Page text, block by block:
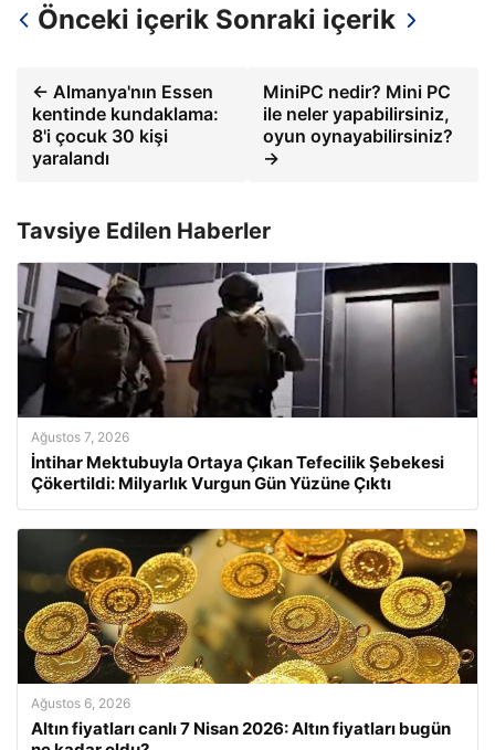
Önceki içerik Sonraki içerik
← Almanya'nın Essen
kentinde kundaklama:
8'i çocuk 30 kişi
yaralandı
MiniPC nedir? Mini PC
ile neler yapabilirsiniz,
oyun oynayabilirsiniz?
→
Tavsiye Edilen Haberler
Ağustos 7, 2026
İntihar Mektubuyla Ortaya Çıkan Tefecilik Şebekesi
Çökertildi: Milyarlık Vurgun Gün Yüzüne Çıktı
Ağustos 6, 2026
Altın fiyatları canlı 7 Nisan 2026: Altın fiyatları bugün